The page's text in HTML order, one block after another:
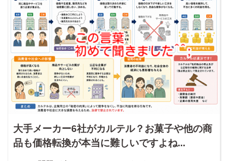
大手メーカー6社がカルテル？お菓子や他の商
品も価格転換が本当に難しいですよね...